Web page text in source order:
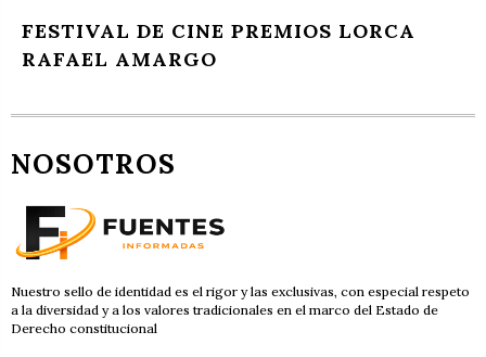
FESTIVAL DE CINE PREMIOS LORCA
RAFAEL AMARGO
NOSOTROS
Nuestro sello de identidad es el rigor y las exclusivas, con especial respeto
a la diversidad y a los valores tradicionales en el marco del Estado de
Derecho constitucional